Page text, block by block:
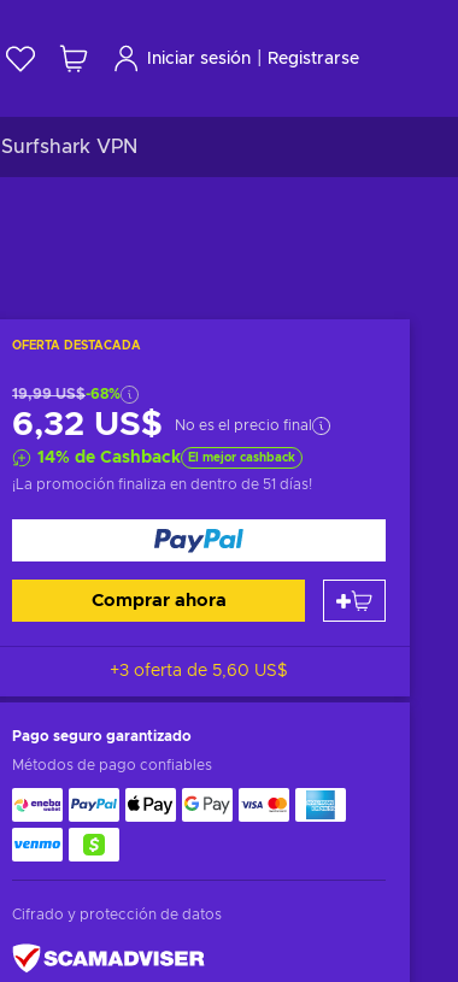
Iniciar sesión Registrarse
Surfshark VPN
OFERTA DESTACADA
19,99 US$-68%
6,32 US$ No es el precio final
14% de Cashback El mejor cashback
¡La promoción finaliza en dentro de 51 días!
Comprar ahora
+3 oferta de 5,60 US$
Pago seguro garantizado
Métodos de pago confiables
Cifrado y protección de datos